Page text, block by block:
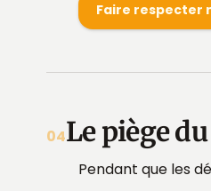
Faire respecter
04Le piège
Pendant que les